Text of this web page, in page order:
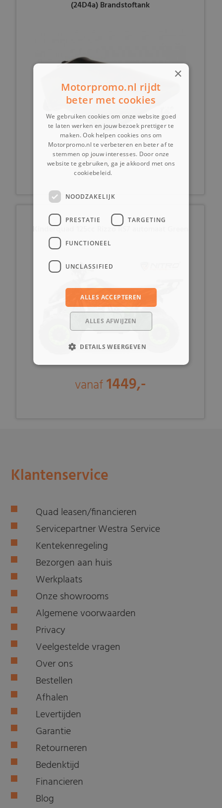
(24D4a) Brandstoftank
€ 39,99
Kinderquad 125cc Rizzo RS7 automaat Green
vanaf1449,-
Klantenservice
Quad leasen/financieren
Servicepartner Westra Service
Kentekenregeling
Bezorgen aan huis
Werkplaats
Onze showrooms
Algemene voorwaarden
Privacy
Veelgestelde vragen
Over ons
Bestellen
Afhalen
Levertijden
Garantie
Retourneren
Bedenktijd
Financieren
Blog
×
Motorpromo.nl rijdt
beter met cookies
We gebruiken cookies om onze website goed
te laten werken en jouw bezoek prettiger te
maken. Ook helpen cookies ons om
Motorpromo.nl te verbeteren en beter af te
stemmen op jouw interesses. Door onze
website te gebruiken, ga je akkoord met ons
cookiebeleid.
NOODZAKELIJK
PRESTATIE TARGETING
FUNCTIONEEL
UNCLASSIFIED
ALLES ACCEPTEREN
ALLES AFWIJZEN
DETAILS WEERGEVEN